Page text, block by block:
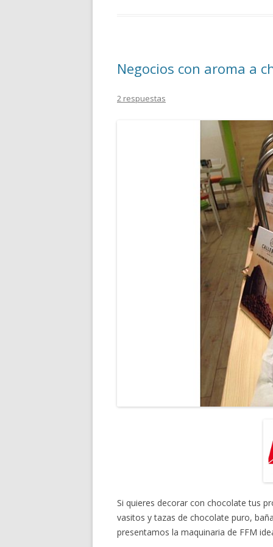
Negocios con aroma a
2 respuestas
Si quieres decorar con chocolate tus
vasitos y tazas de chocolate puro,
presentamos la maquinaria de FFM